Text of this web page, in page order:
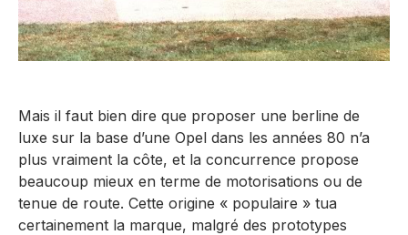
Mais il faut bien dire que proposer une berline de
luxe sur la base d’une Opel dans les années 80 n’a
plus vraiment la côte, et la concurrence propose
beaucoup mieux en terme de motorisations ou de
tenue de route. Cette origine « populaire » tua
certainement la marque, malgré des prototypes